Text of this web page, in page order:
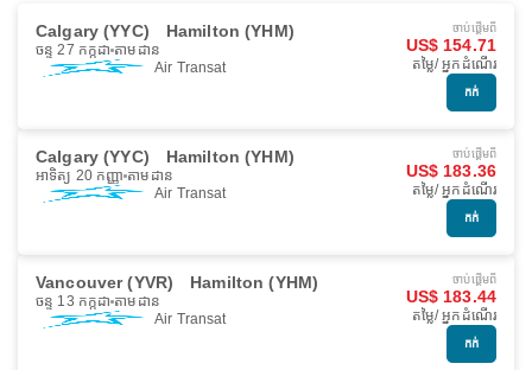
Calgary (YYC) Hamilton (YHM)
ចន្ទ 27 កក្កដា តាមដាន
Air Transat
ចាប់ផ្ដើមពី
US$ 154.71
តម្លៃ/ អ្នកដំណើរ
កក់
Calgary (YYC) Hamilton (YHM)
អាទិត្យ 20 កញ្ញា តាមដាន
Air Transat
ចាប់ផ្ដើមពី
US$ 183.36
តម្លៃ/ អ្នកដំណើរ
កក់
Vancouver (YVR) Hamilton (YHM)
ចន្ទ 13 កក្កដា តាមដាន
Air Transat
ចាប់ផ្ដើមពី
US$ 183.44
តម្លៃ/ អ្នកដំណើរ
កក់